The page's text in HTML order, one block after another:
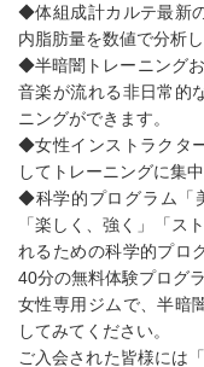
◆体組成計カルテ最新
内脂肪量を数値で分析
◆半暗闇トレーニング
音楽が流れる非日常的
ニングができます。
◆女性インストラクタ
してトレーニングに集中
◆科学的プログラム「
「楽しく、強く」「ス
れるための科学的プロ
40分の無料体験プログ
女性専用ジムで、半暗
してみてください。
ご入会された皆様には